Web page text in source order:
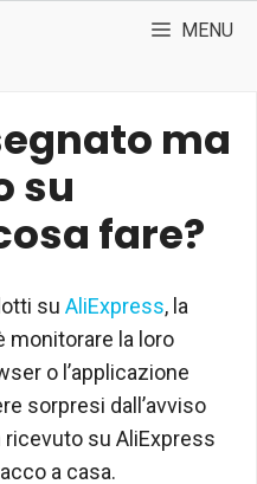
MENU
ma
su
fare?
su AliExpress, la
monitorare la loro
o l’applicazione
sorpresi dall’avviso
ricevuto su AliExpress
a casa.